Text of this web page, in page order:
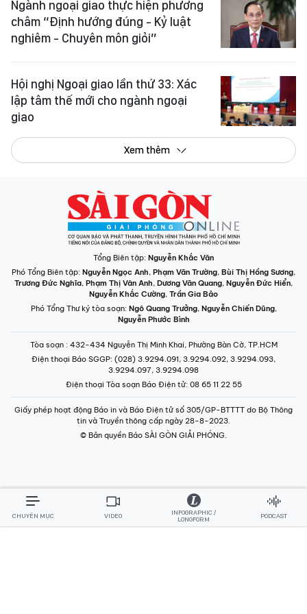
Ngành ngoại giao thực hiện phương
châm “Định hướng đúng - Kỷ luật
nghiêm - Chuyên môn giỏi”
Hội nghị Ngoại giao lần thứ 33: Xác
lập tâm thế mới cho ngành ngoại
giao
Xem thêm
Tổng Biên tập: Nguyễn Khắc Văn
Phó Tổng Biên tập: Nguyễn Ngọc Anh, Phạm Văn Trường, Bùi Thị Hồng Sương,
Trương Đức Nghĩa, Phạm Thị Vân Anh, Dương Văn Quang, Nguyễn Đức Hiển,
Nguyễn Khắc Cường, Trần Gia Bảo
Phó Tổng Thư ký tòa soạn: Ngô Quang Trưởng, Nguyễn Chiến Dũng,
Nguyễn Phước Bình
Tòa soạn : 432-434 Nguyễn Thị Minh Khai, Phường Bàn Cờ, TP.HCM
Điện thoại Báo SGGP: (028) 3.9294.091, 3.9294.092, 3.9294.093,
3.9294.097, 3.9294.098
Điện thoại Tòa soạn Báo Điện tử: 08 65 11 22 55
Giấy phép hoạt động Báo in và Báo Điện tử số 305/GP-BTTTT do Bộ Thông
tin và Truyền thông cấp ngày 28-8-2023.
© Bản quyền Báo SÀI GÒN GIẢI PHÓNG.
CHUYÊN MỤC VIDEO
INFOGRAPHIC /
LONGFORM
PODCAST